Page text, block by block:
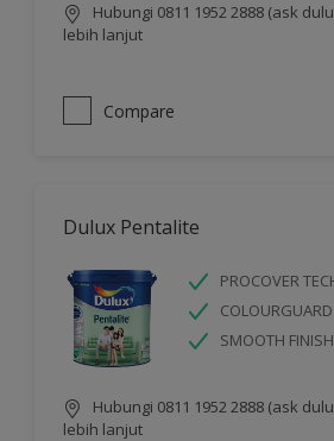
Hubungi 0811 1952 2888 (ask
lebih lanjut
Compare
Dulux Pentalite
PROCOVER
COLOURGUARD
SMOOTH FINISH
Hubungi 0811 1952 2888 (ask
lebih lanjut